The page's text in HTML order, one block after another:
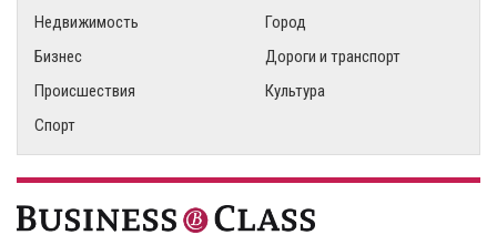
Недвижимость
Город
Бизнес
Дороги и транспорт
Происшествия
Культура
Спорт